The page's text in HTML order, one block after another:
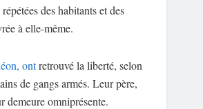
des habitants et des
à elle-même.
ontretrouvé la liberté, selon
de gangs armés. Leur père,
demeure omniprésente.